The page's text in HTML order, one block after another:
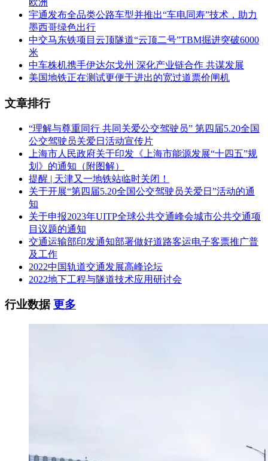
欧洲
宇通发布全品类公路车型并推出“车电同寿”技术，助力
墨西哥绿色出行
中交马东铁项目云顶隧道“云顶二号”TBM掘进突破6000
米
中车株机携手伊达尔戈州 深化产业链合作 共谋发展
美国地铁正在测试更便于进出的宽过道票价闸机
文章排行
“理解与尊重同行 共同关爱公交驾驶员” 第四届5.20全国
公交驾驶员关爱日活动宣传片
上海市人民政府关于印发《上海市能源发展“十四五”规
划》的通知（附图解）
提醒 | 天津又一地铁站临时关闭！
关于开展“第四届5.20全国公交驾驶员关爱日”活动的通
知
关于申报2023年UITP全球公共交通峰会城市公共交通项
目议题的通知
交通运输部印发通知部署做好道路客运电子客票推广普
及工作
2022中国轨道交通发展高峰论坛
2022地下工程与隧道技术应用研讨会
行业数据更多